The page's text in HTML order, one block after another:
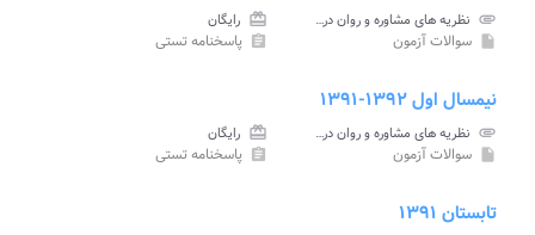
attachment نظریه های مشاوره و روان درمانی ۱ پیام نور card_giftcard رایگان
insert_drive_file سوالات آزمون assignment پاسخنامه تستی
نیمسال اول ۱۳۹۲-۱۳۹۱
attachment نظریه های مشاوره و روان درمانی ۱ پیام نور card_giftcard رایگان
insert_drive_file سوالات آزمون assignment پاسخنامه تستی
تابستان ۱۳۹۱